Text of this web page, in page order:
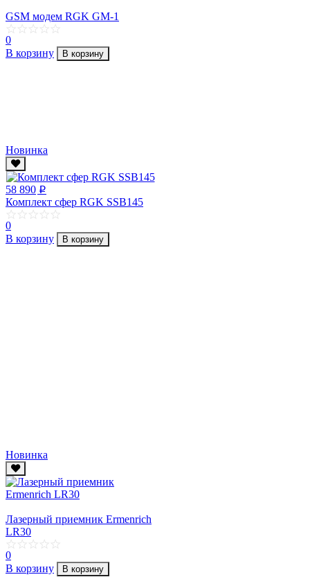
GSM модем RGK GM-1
0
В корзину
В корзину
Новинка
58 890 p
Комплект сфер RGK SSB145
0
В корзину
В корзину
Новинка
Лазерный приемник Ermenrich
LR30
0
В корзину
В корзину